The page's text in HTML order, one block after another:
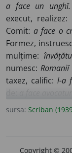
a face un unghĭ.
execut, realizez:
Comit: a face o
Formez,
mulțime:
numesc:
taxez, calific: l-a
Studiez, urmez,
sursa: Scriban
Copyright ©